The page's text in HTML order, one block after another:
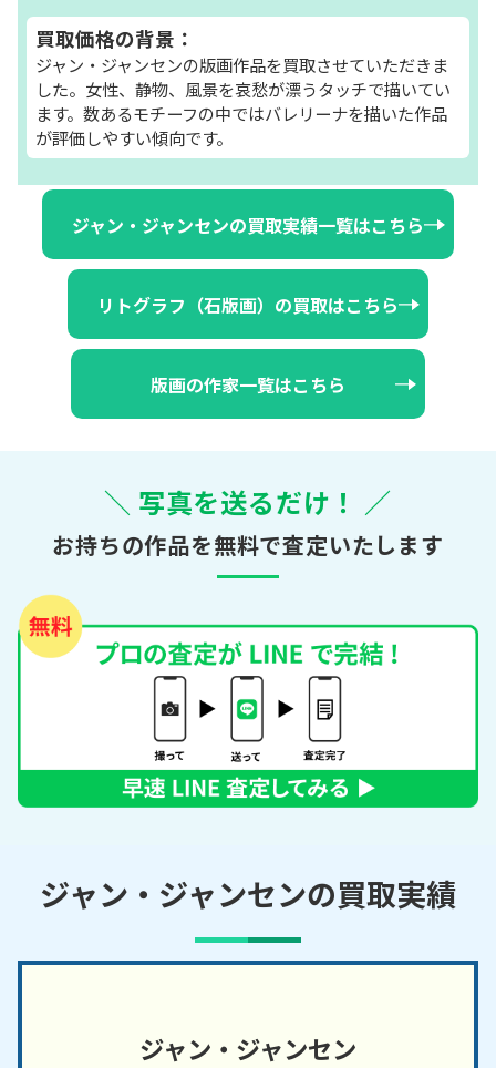
買取価格の背景：
ジャン・ジャンセンの版画作品を買取させていただきま
した。女性、静物、風景を哀愁が漂うタッチで描いてい
ます。数あるモチーフの中ではバレリーナを描いた作品
が評価しやすい傾向です。
ジャン・ジャンセンの買取実績一覧はこちら
リトグラフ（石版画）の買取はこちら
版画の作家一覧はこちら
＼ 写真を送るだけ！ ／
お持ちの作品を無料で査定いたします
ジャン・ジャンセンの買取実績
ジャン・ジャンセン